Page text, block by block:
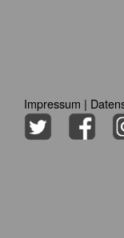
Impressum |